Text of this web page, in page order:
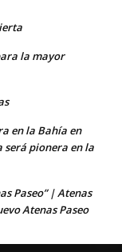
la mayor
en la Bahía en
será pionera en la
Paseo” | Atenas
Atenas Paseo